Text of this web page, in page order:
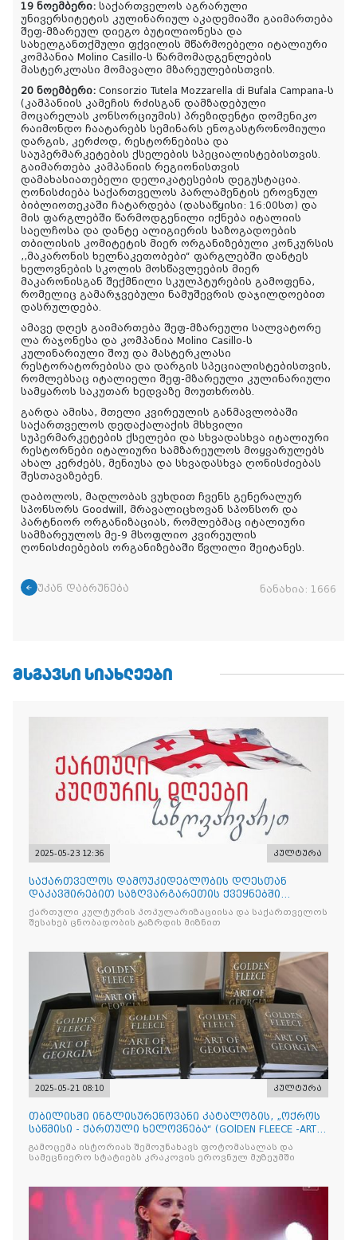
19 ნოემბერი: საქართველოს აგრარული
უნივერსიტეტის კულინარიულ აკადემიაში გაიმართება
შეფ-მზარეულ დიეგო ბუტილიონესა და
სახელგანთქმული ფქვილის მწარმოებელი იტალიური
კომპანია Molino Casillo-ს წარმომადგენლების
მასტერკლასი მომავალი მზარეულებისთვის.
20 ნოემბერი: Consorzio Tutela Mozzarella di Bufala Campana-ს
(კამპანიის კამეჩის რძისგან დამზადებული
მოცარელას კონსორციუმის) პრეზიდენტი დომენიკო
რაიმონდო ჩაატარებს სემინარს ენოგასტრონომიული
დარგის, კერძოდ, რესტორნებისა და
საუპერმარკეტების ქსელების სპეციალისტებისთვის.
გაიმართება კამპანიის რეგიონისთვის
დამახასიათებელი დელიკატესების დეგუსტაცია.
ღონისძიება საქართველოს პარლამენტის ეროვნულ
ბიბლიოთეკაში ჩატარდება (დასაწყისი: 16:00სთ) და
მის ფარგლებში წარმოდგენილი იქნება იტალიის
საელჩოსა და დანტე ალიგიერის საზოგადოების
თბილისის კომიტეტის მიერ ორგანიზებული კონკურსის
,,მაკარონის ხელნაკეთობები“ ფარგლებში დანტეს
ხელოვნების სკოლის მოსწავლეების მიერ
მაკარონისგან შექმნილი სკულპტურების გამოფენა,
რომელიც გამარჯვებული ნამუშევრის დაჯილდოებით
დასრულდება.
ამავე დღეს გაიმართება შეფ-მზარეული სალვატორე
ლა რაჯონესა და კომპანია Molino Casillo-ს
კულინარიული შოუ და მასტერკლასი
რესტორატორებისა და დარგის სპეციალისტებისთვის,
რომლებსაც იტალიელი შეფ-მზარეული კულინარიული
სამყაროს საკუთარ ხედვაზე მოუთხრობს.
გარდა ამისა, მთელი კვირეულის განმავლობაში
საქართველოს დედაქალაქის მსხვილი
სუპერმარკეტების ქსელები და სხვადასხვა იტალიური
რესტორნები იტალიური სამზარეულოს მოყვარულებს
ახალ კერძებს, მენიუსა და სხვადასხვა ღონისძიებას
შესთავაზებენ.
დაბოლოს, მადლობას ვუხდით ჩვენს გენერალურ
სპონსორს Goodwill , მრავალიცხოვან სპონსორ და
პარტნიორ ორგანიზაციას, რომლებმაც იტალიური
სამზარეულოს მე-9 მსოფლიო კვირეულის
ღონისძიებების ორგანიზებაში წვლილი შეიტანეს.
უკან დაბრუნება ნანახია: 1666
ᲛᲡᲒᲐᲕᲡᲘ ᲡᲘᲐᲮᲚᲔᲔᲑᲘ
2025-05-23 12:36 კულტურა
საქართველოს დამოუკიდებლობის დღესთან
დაკავშირებით საზღვარგარეთის ქვეყნებში
ქართული კულტურის დღეები აღ
ქართული კულტურის პოპულარიზაციისა და საქართველოს
შესახებ ცნობადობის გაზრდის მიზნით
2025-05-21 08:10 კულტურა
თბილისში ინგლისურენოვანი კატალოგის, „ოქროს
საწმისი - ქართული ხელოვნება“ (GOlDEN FLEECE -ART
OF GEORG
გამოცემა ისტორიას შემოუნახავს ფოტომასალას და
სამეცნიერო სტატიებს კრაკოვის ეროვნულ მუზეუმში